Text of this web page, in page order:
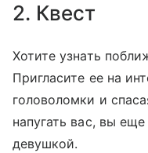
2. Квест
Хотите узнать
Пригласите ее на
головоломки и
напугать вас, вы
девушкой.